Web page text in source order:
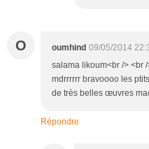
O oumhind 09/05/2014
salama likoum<br /> <br
mdrrrrrr bravoooo les
de très belles œuvres
Répondre